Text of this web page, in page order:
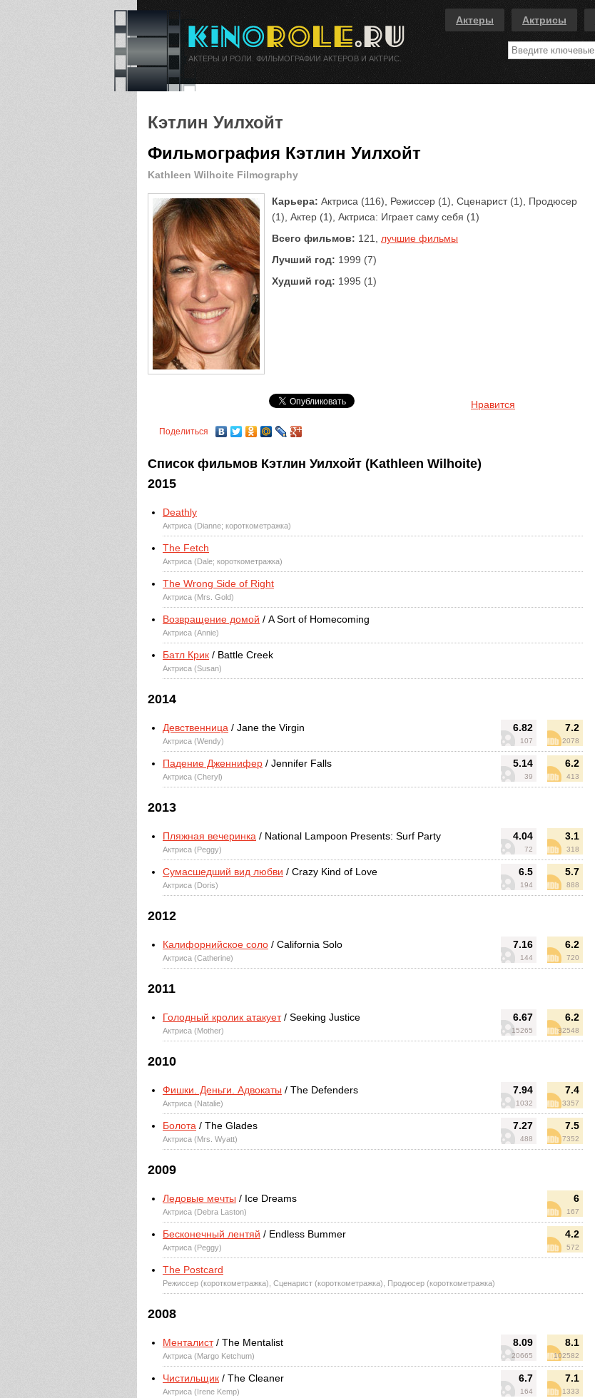
Актеры Актрисы
Кэтлин Уилхойт
Фильмография Кэтлин Уилхойт
Kathleen Wilhoite Filmography
Карьера: Актриса (116), Режиссер (1), Сценарист (1), Продюсер
(1), Актер (1), Актриса: Играет саму себя (1)
Всего фильмов: 121, лучшие фильмы
Лучший год: 1999 (7)
Худший год: 1995 (1)
Нравится
Поделиться
Список фильмов Кэтлин Уилхойт (Kathleen Wilhoite)
2015
Deathly
Актриса (Dianne; короткометражка)
The Fetch
Актриса (Dale; короткометражка)
The Wrong Side of Right
Актриса (Mrs. Gold)
Возвращение домой / A Sort of Homecoming
Актриса (Annie)
Батл Крик / Battle Creek
Актриса (Susan)
2014
6.82
107
7.2
2078
Девственница / Jane the Virgin
Актриса (Wendy)
5.14
39
6.2
413
Падение Дженнифер / Jennifer Falls
Актриса (Cheryl)
2013
4.04
72
3.1
318
Пляжная вечеринка / National Lampoon Presents: Surf Party
Актриса (Peggy)
6.5
194
5.7
888
Сумасшедший вид любви / Crazy Kind of Love
Актриса (Doris)
2012
7.16
144
6.2
720
Калифорнийское соло / California Solo
Актриса (Catherine)
2011
6.67
15265
6.2
32548
Голодный кролик атакует/ Seeking Justice
Актриса (Mother)
2010
7.94
1032
7.4
3357
Фишки. Деньги. Адвокаты / The Defenders
Актриса (Natalie)
7.27
488
7.5
7352
Болота / The Glades
Актриса (Mrs. Wyatt)
2009
6
167
Ледовые мечты / Ice Dreams
Актриса (Debra Laston)
4.2
572
Бесконечный лентяй / Endless Bummer
Актриса (Peggy)
The Postcard
Режиссер (короткометражка), Сценарист (короткометражка), Продюсер (короткометражка)
2008
8.09
20665
8.1
102582
Менталист/ The Mentalist
Актриса (Margo Ketchum)
6.7
164
7.1
1333
Чистильщик / The Cleaner
Актриса (Irene Kemp)
АКТЕРЫ И РОЛИ. ФИЛЬМОГРАФИИ АКТЕРОВ И АКТРИС.